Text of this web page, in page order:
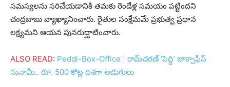
సమస్యలను సరిచేయడానికి తమకు రెండేళ్ల సమయం పట్టిందని
చంద్రబాబు వ్యాఖ్యానించారు. రైతుల సంక్షేమమే ప్రభుత్వ ప్రధాన
లక్ష్యమని ఆయన పునరుద్ఘాటించారు.
ALSO READ: Peddi-Box-Office | రామ్‌చరణ్ ‘పెద్ది’ బాక్సాఫీస్
సునామీ.. రూ. 500 కోట్ల దిశగా అడుగులు